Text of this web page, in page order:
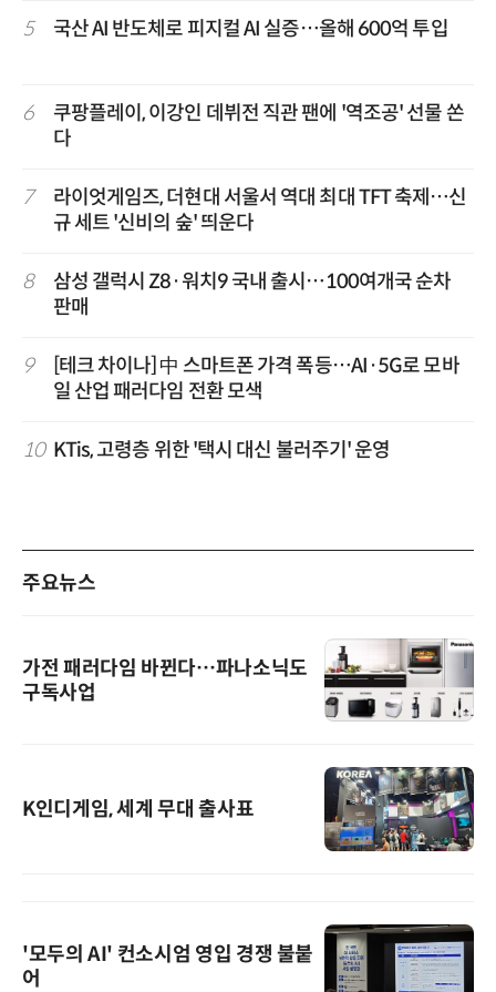
5 국산 AI 반도체로 피지컬 AI 실증…올해 600억 투입
6
쿠팡플레이, 이강인 데뷔전 직관 팬에 '역조공' 선물 쏜
다
7
라이엇게임즈, 더현대 서울서 역대 최대 TFT 축제…신
규 세트 '신비의 숲' 띄운다
8
삼성 갤럭시 Z8·워치9 국내 출시…100여개국 순차
판매
9
[테크 차이나] 中 스마트폰 가격 폭등…AI·5G로 모바
일 산업 패러다임 전환 모색
10 KTis, 고령층 위한 '택시 대신 불러주기' 운영
주요뉴스
가전 패러다임 바뀐다…파나소닉도
구독사업
K인디게임, 세계 무대 출사표
'모두의 AI' 컨소시엄 영입 경쟁 불붙
어